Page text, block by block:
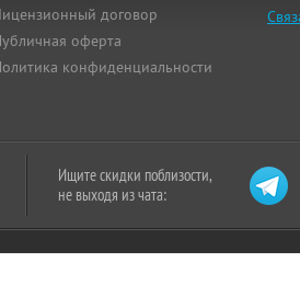
договор
оферта
конфиденциальности
Ищите скидки поблизости,
не выходя из чата: